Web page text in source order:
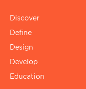
Discover
Define
Design
Develop
Education